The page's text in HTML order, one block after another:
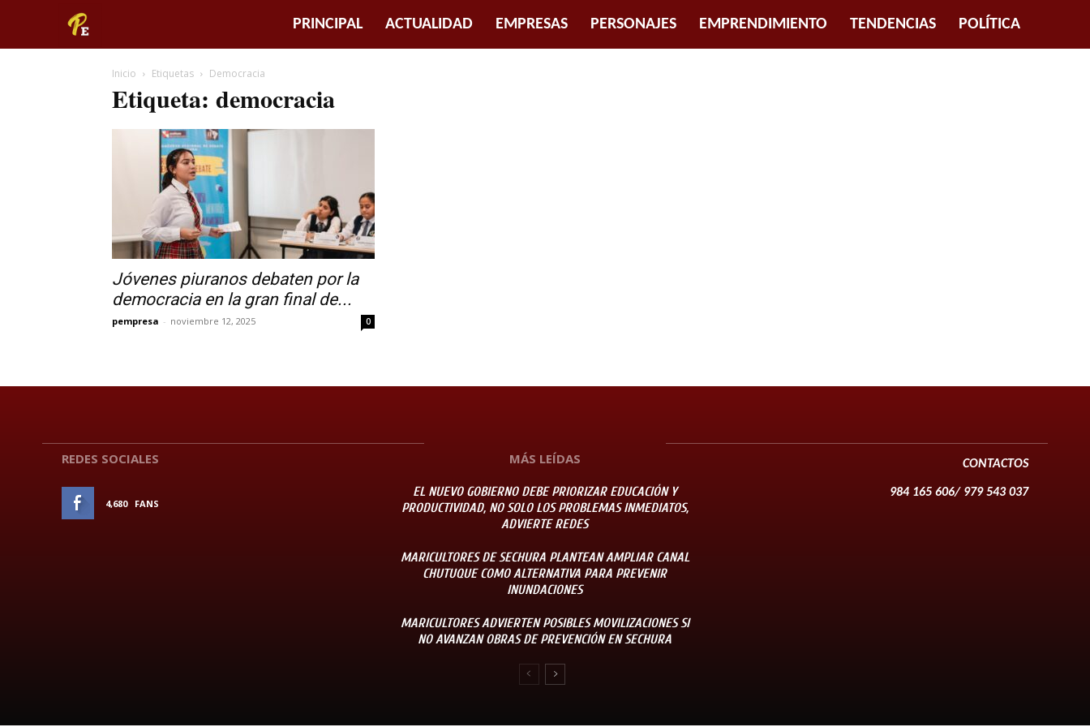
Empresarial
PRINCIPAL ACTUALIDAD EMPRESAS PERSONAJES EMPRENDIMIENTO TENDENCIAS POLÍTICA
Inicio Etiquetas Democracia
Etiqueta: democracia
Jóvenes piuranos debaten por la
democracia en la gran final de...
pempresa - noviembre 12, 2025 0
REDES SOCIALES
4,680 FANS
MÁS LEÍDAS
EL NUEVO GOBIERNO DEBE PRIORIZAR EDUCACIÓN Y
PRODUCTIVIDAD, NO SOLO LOS PROBLEMAS INMEDIATOS,
ADVIERTE REDES
MARICULTORES DE SECHURA PLANTEAN AMPLIAR CANAL
CHUTUQUE COMO ALTERNATIVA PARA PREVENIR
INUNDACIONES
MARICULTORES ADVIERTEN POSIBLES MOVILIZACIONES SI
NO AVANZAN OBRAS DE PREVENCIÓN EN SECHURA
CONTACTOS
984 165 606/ 979 543 037